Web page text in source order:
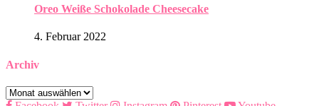
Oreo Weiße Schokolade Cheesecake
4. Februar 2022
Archiv
Archiv